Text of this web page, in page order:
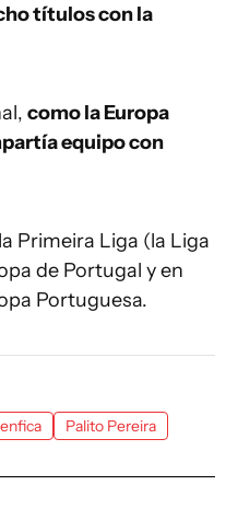
títulos con la
como la Europa
equipo con
Primeira Liga (la Liga
de Portugal y en
Portuguesa.
Palito Pereira